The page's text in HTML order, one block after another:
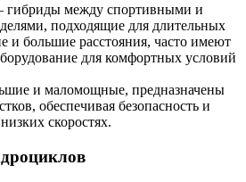
между спортивными и
подходящие для длительных
и большие расстояния, часто имеют
для комфортных условий
и маломощные, предназначены
обеспечивая безопасность и
скоростях.